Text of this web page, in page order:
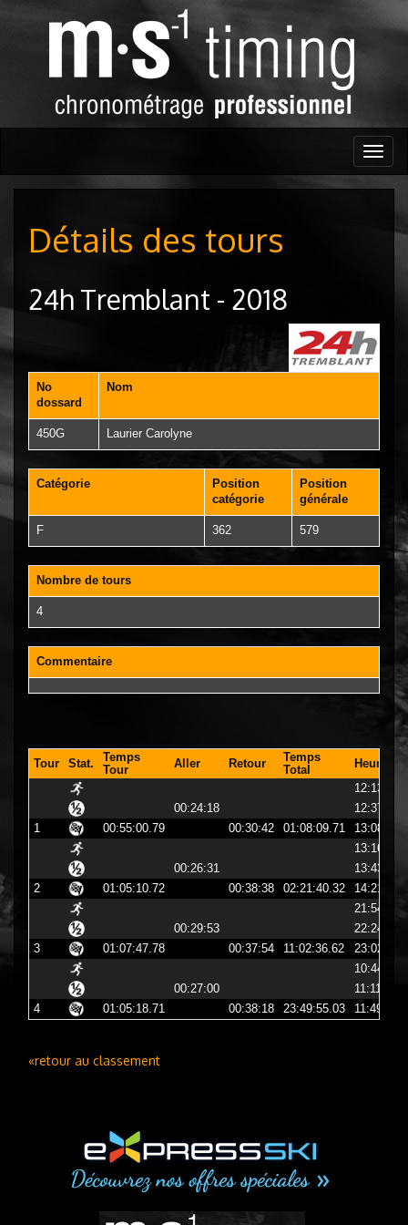
Détails des tours
24h Tremblant - 2018
No
dossard
Nom
450G Laurier Carolyne
Catégorie
Position
catégorie
Position
générale
F 362 579
Nombre de tours
4
Commentaire
Tour Stat.
Temps
Tour
Aller Retour
Temps
Total
Heure
12:13:08
00:24:18
12:37:27
1
00:55:00.79 00:30:42 01:08:09.71
13:08:09
13:16:29
00:26:31
13:43:01
2
01:05:10.72 00:38:38 02:21:40.32
14:21:40
21:54:48
00:29:53
22:24:42
3
01:07:47.78 00:37:54 11:02:36.62
23:02:36
10:44:36
00:27:00
11:11:36
4
01:05:18.71 00:38:18 23:49:55.03 11:49:55
«retour au classement